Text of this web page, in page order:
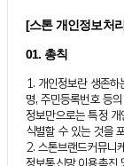
[스톤 개인정보처
01. 총칙
1. 개인정보란 생존
명, 주민등록번호 등
정보만으로는 특정
식별할 수 있는 것을
2. 스톤브랜드커뮤니
정보통신망 이용촉진